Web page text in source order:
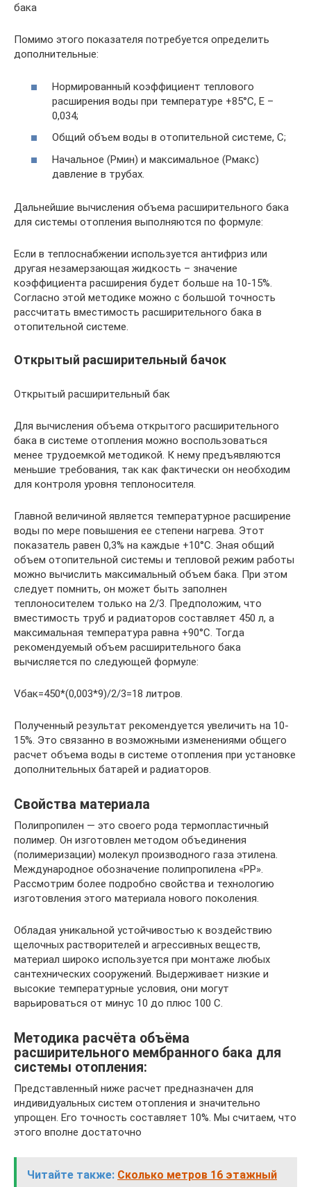
бака
Помимо этого показателя потребуется определить
дополнительные:
Нормированный коэффициент теплового
расширения воды при температуре +85°С, Е –
0,034;
Общий объем воды в отопительной системе, С;
Начальное (Рмин) и максимальное (Рмакс)
давление в трубах.
Дальнейшие вычисления объема расширительного бака
для системы отопления выполняются по формуле:
Если в теплоснабжении используется антифриз или
другая незамерзающая жидкость – значение
коэффициента расширения будет больше на 10-15%.
Согласно этой методике можно с большой точность
рассчитать вместимость расширительного бака в
отопительной системе.
Открытый расширительный бачок
Открытый расширительный бак
Для вычисления объема открытого расширительного
бака в системе отопления можно воспользоваться
менее трудоемкой методикой. К нему предъявляются
меньшие требования, так как фактически он необходим
для контроля уровня теплоносителя.
Главной величиной является температурное расширение
воды по мере повышения ее степени нагрева. Этот
показатель равен 0,3% на каждые +10°С. Зная общий
объем отопительной системы и тепловой режим работы
можно вычислить максимальный объем бака. При этом
следует помнить, он может быть заполнен
теплоносителем только на 2/3. Предположим, что
вместимость труб и радиаторов составляет 450 л, а
максимальная температура равна +90°С. Тогда
рекомендуемый объем расширительного бака
вычисляется по следующей формуле:
Vбак=450*(0,003*9)/2/3=18 литров.
Полученный результат рекомендуется увеличить на 10-
15%. Это связанно в возможными изменениями общего
расчет объема воды в системе отопления при установке
дополнительных батарей и радиаторов.
Свойства материала
Полипропилен — это своего рода термопластичный
полимер. Он изготовлен методом объединения
(полимеризации) молекул производного газа этилена.
Международное обозначение полипропилена «PP».
Рассмотрим более подробно свойства и технологию
изготовления этого материала нового поколения.
Обладая уникальной устойчивостью к воздействию
щелочных растворителей и агрессивных веществ,
материал широко используется при монтаже любых
сантехнических сооружений. Выдерживает низкие и
высокие температурные условия, они могут
варьироваться от минус 10 до плюс 100 С.
Методика расчёта объёма
расширительного мембранного бака для
системы отопления:
Представленный ниже расчет предназначен для
индивидуальных систем отопления и значительно
упрощен. Его точность составляет 10%. Мы считаем, что
этого вполне достаточно
Читайте также: Сколько метров 16 этажный